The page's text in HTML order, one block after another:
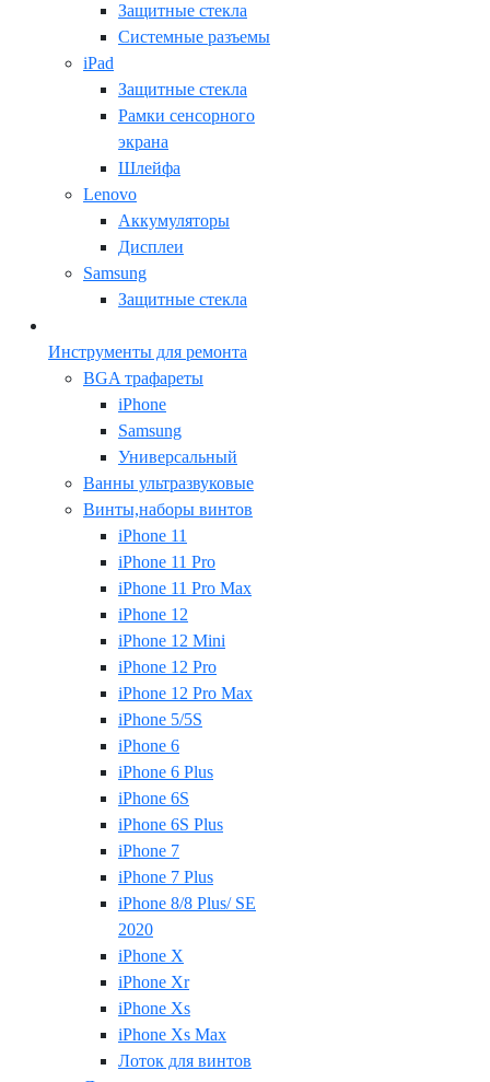
Защитные стекла
Системные разъемы
iPad
Защитные стекла
Рамки сенсорного
экрана
Шлейфа
Lenovo
Аккумуляторы
Дисплеи
Samsung
Защитные стекла
Инструменты для ремонта
BGA трафареты
iPhone
Samsung
Универсальный
Ванны ультразвуковые
Винты,наборы винтов
iPhone 11
iPhone 11 Pro
iPhone 11 Pro Max
iPhone 12
iPhone 12 Mini
iPhone 12 Pro
iPhone 12 Pro Max
iPhone 5/5S
iPhone 6
iPhone 6 Plus
iPhone 6S
iPhone 6S Plus
iPhone 7
iPhone 7 Plus
iPhone 8/8 Plus/ SE
2020
iPhone X
iPhone Xr
iPhone Xs
iPhone Xs Max
Лоток для винтов